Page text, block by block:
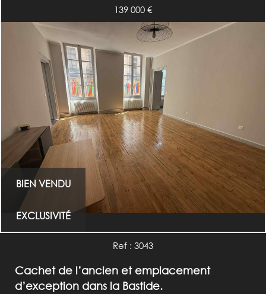
BIEN VENDU
EXCLUSIVITÉ
139 000 €
Ref : 3043
Cachet de l’ancien et emplacement
d’exception dans la Bastide.